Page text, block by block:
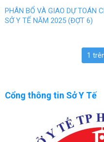
PHÂN BỔ VÀ GIAO DỰ TOÁN
SỞ Y TẾ NĂM 2025 (ĐỢT 6)
1
Cổng thông tin Sở Y Tế